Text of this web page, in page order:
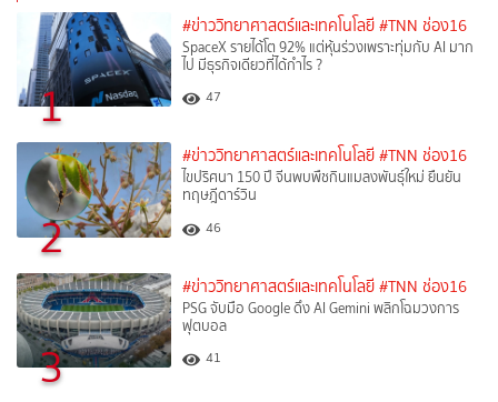
1
#ข่าววิทยาศาสตร์และเทคโนโลยี #TNN ช่อง16
SpaceX รายได้โต 92% แต่หุ้นร่วงเพราะทุ่มกับ AI มาก
ไป มีธุรกิจเดียวที่ได้กำไร ?
47
2
#ข่าววิทยาศาสตร์และเทคโนโลยี #TNN ช่อง16
ไขปริศนา 150 ปี จีนพบพืชกินแมลงพันธุ์ใหม่ ยืนยัน
ทฤษฎีดาร์วิน
46
3
#ข่าววิทยาศาสตร์และเทคโนโลยี #TNN ช่อง16
PSG จับมือ Google ดึง AI Gemini พลิกโฉมวงการ
ฟุตบอล
41